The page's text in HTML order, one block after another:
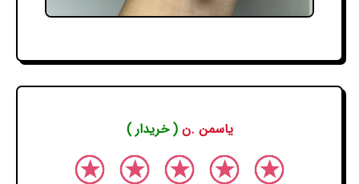
یاسمن .ن( خریدار )